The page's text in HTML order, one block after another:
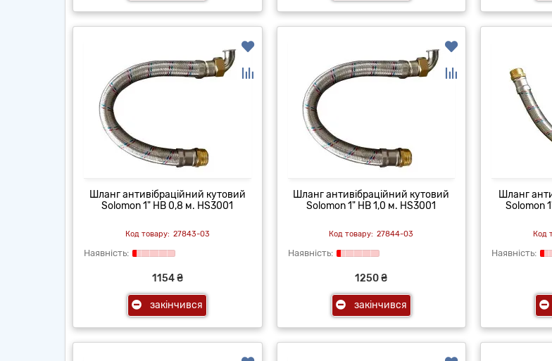
Шланг антивібраційний кутовий
Solomon 1" НВ 0,8 м. HS3001
27843-03
1154 ₴
закінчився
Шланг антивібраційний кутовий
Solomon 1" НВ 1,0 м. HS3001
27844-03
1250 ₴
закінчився
Шланг
Solomon